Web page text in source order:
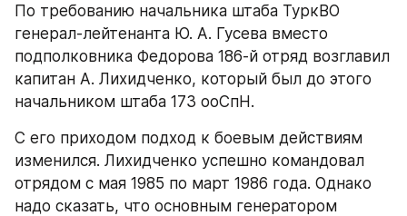
По требованию начальника штаба ТуркВО
генерал-лейтенанта Ю. А. Гусева вместо
подполковника Федорова 186-й отряд возглавил
капитан А. Лихидченко, который был до этого
начальником штаба 173 ооСпН.
С его приходом подход к боевым действиям
изменился. Лихидченко успешно командовал
отрядом с мая 1985 по март 1986 года. Однако
надо сказать, что основным генератором